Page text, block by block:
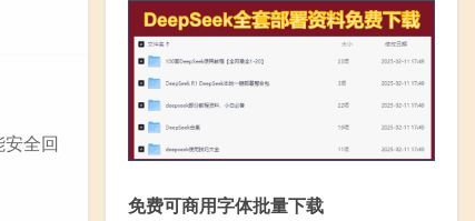
全回
免费可商用字体批量下载